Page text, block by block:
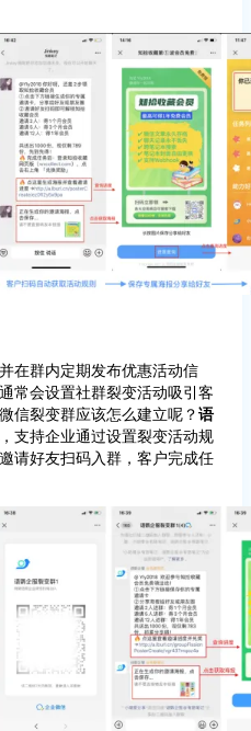
在群内定期发布优惠活动信
常会设置社群裂变活动吸引客
信裂变群应该怎么建立呢？语
，支持企业通过设置裂变活动规
请好友扫码入群，客户完成任